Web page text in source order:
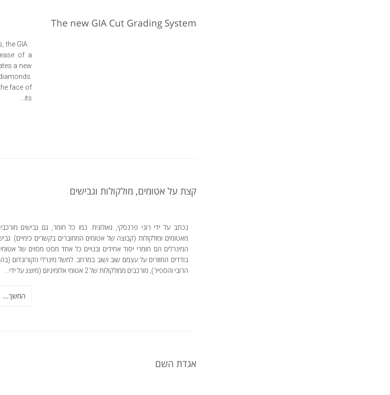
The new GIA Cut Grading System
the GIA
of a
a new
face of
its...
קצת על אטומים, מולקולות וגבישים
נכתב על ידי רוני פרנסקי, גאולוגית. כמו כל חומר, גם גבישים
מאטומים ומולקולות (קבוצה של אטומים המחוברים בקשרים כימיים).
המינרלים הם חומרי יסוד אחידים ובנויים כל אחד מסט מסוים של
בודדים החוזרים על עצמם שוב ושוב במרחב. למשל מינרלי הקורונדום
הרובי והספיר), מורכבים ממולקולות של 2 אטומי אלומיניום (מיוצג על ידי...
המשך...
אגדת השם